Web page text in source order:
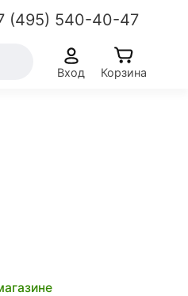
(495) 540-40-47
Вход Корзина